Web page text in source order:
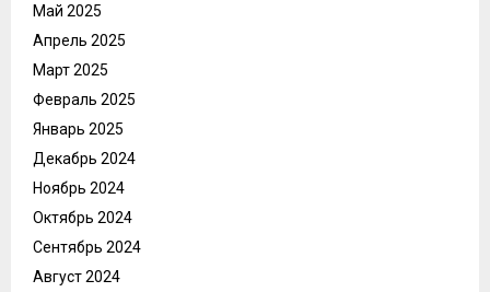
Май 2025
Апрель 2025
Март 2025
Февраль 2025
Январь 2025
Декабрь 2024
Ноябрь 2024
Октябрь 2024
Сентябрь 2024
Август 2024